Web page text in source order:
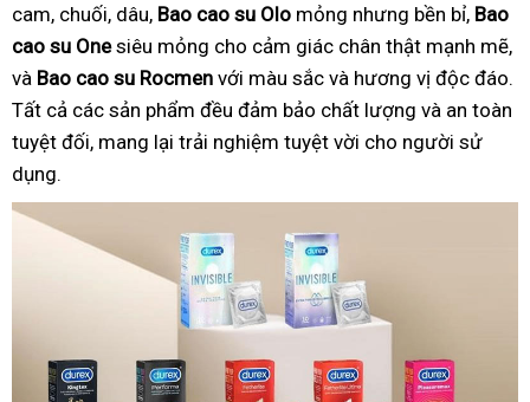
cam, chuối, dâu, Bao cao su Olo mỏng nhưng bền bỉ, Bao
cao su Onesiêu mỏng cho cảm giác chân thật mạnh mẽ,
và Bao cao su Rocmen với màu sắc và hương vị độc đáo.
Tất cả các sản phẩm đều đảm bảo chất lượng và an toàn
tuyệt đối, mang lại trải nghiệm tuyệt vời cho người sử
dụng.